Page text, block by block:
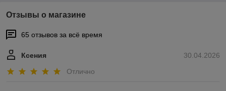
Отзывы о магазине
65 отзывов за всё время
30.04.2026
Ксения
Отлично